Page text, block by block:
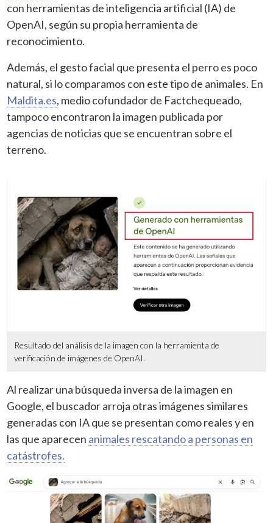
con herramientas de inteligencia artificial (IA) de
OpenAI, según su propia herramienta de
reconocimiento.
Además, el gesto facial que presenta el perro es poco
natural, si lo comparamos con este tipo de animales. En
Maldita.es, medio cofundador de Factchequeado,
tampoco encontraron la imagen publicada por
agencias de noticias que se encuentran sobre el
terreno.
Resultado del análisis de la imagen con la herramienta de
verificación de imágenes de OpenAI.
Al realizar una búsqueda inversa de la imagen en
Google, el buscador arroja otras imágenes similares
generadas con IA que se presentan como reales y en
las que aparecen animales rescatando a personas en
catástrofes.